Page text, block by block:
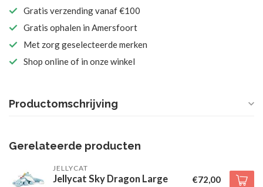
Gratis verzending vanaf €100
Gratis ophalen in Amersfoort
Met zorg geselecteerde merken
Shop online of in onze winkel
Productomschrijving
Gerelateerde producten
JELLYCAT
Jellycat Sky Dragon Large €72,00